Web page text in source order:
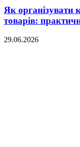
Як організувати
товарів:
29.06.2026